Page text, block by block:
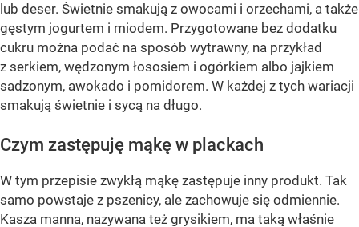
lub deser. Świetnie smakują z owocami i orzechami, a także
gęstym jogurtem i miodem. Przygotowane bez dodatku
cukru można podać na sposób wytrawny, na przykład
z serkiem, wędzonym łososiem i ogórkiem albo jajkiem
sadzonym, awokado i pomidorem. W każdej z tych wariacji
smakują świetnie i sycą na długo.
Czym zastępuję mąkę w plackach
W tym przepisie zwykłą mąkę zastępuje inny produkt. Tak
samo powstaje z pszenicy, ale zachowuje się odmiennie.
Kasza manna, nazywana też grysikiem, ma taką właśnie